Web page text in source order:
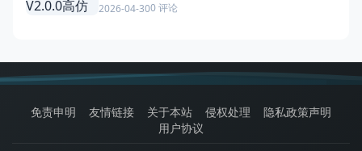
2026-04-300 评论
免责申明 友情链接 关于本站 侵权处理
隐私政策声明
用户协议